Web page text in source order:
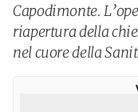
Capodimonte.
riapertura della
nel cuore della